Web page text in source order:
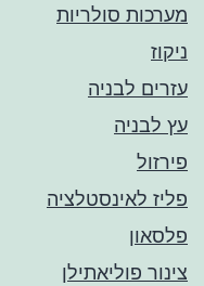
מערכות סולריות
ניקוז
עזרים לבניה
עץ לבניה
פירזול
פליז לאינסטלציה
פלסאון
צינור פוליאתילן